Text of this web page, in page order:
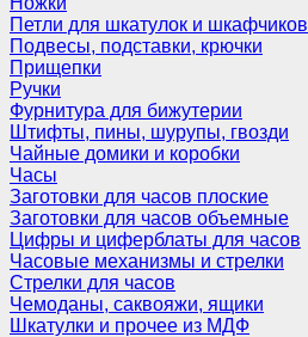
Петли для шкатулок и шкафчиков
Подвесы, подставки, крючки
Прищепки
Ручки
Фурнитура для бижутерии
Штифты, пины, шурупы, гвозди
Чайные домики и коробки
Часы
Заготовки для часов плоские
Заготовки для часов объемные
Цифры и циферблаты для часов
Часовые механизмы и стрелки
Стрелки для часов
Чемоданы, саквояжи, ящики
Шкатулки и прочее из МДФ